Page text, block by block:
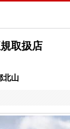
取扱店
北山